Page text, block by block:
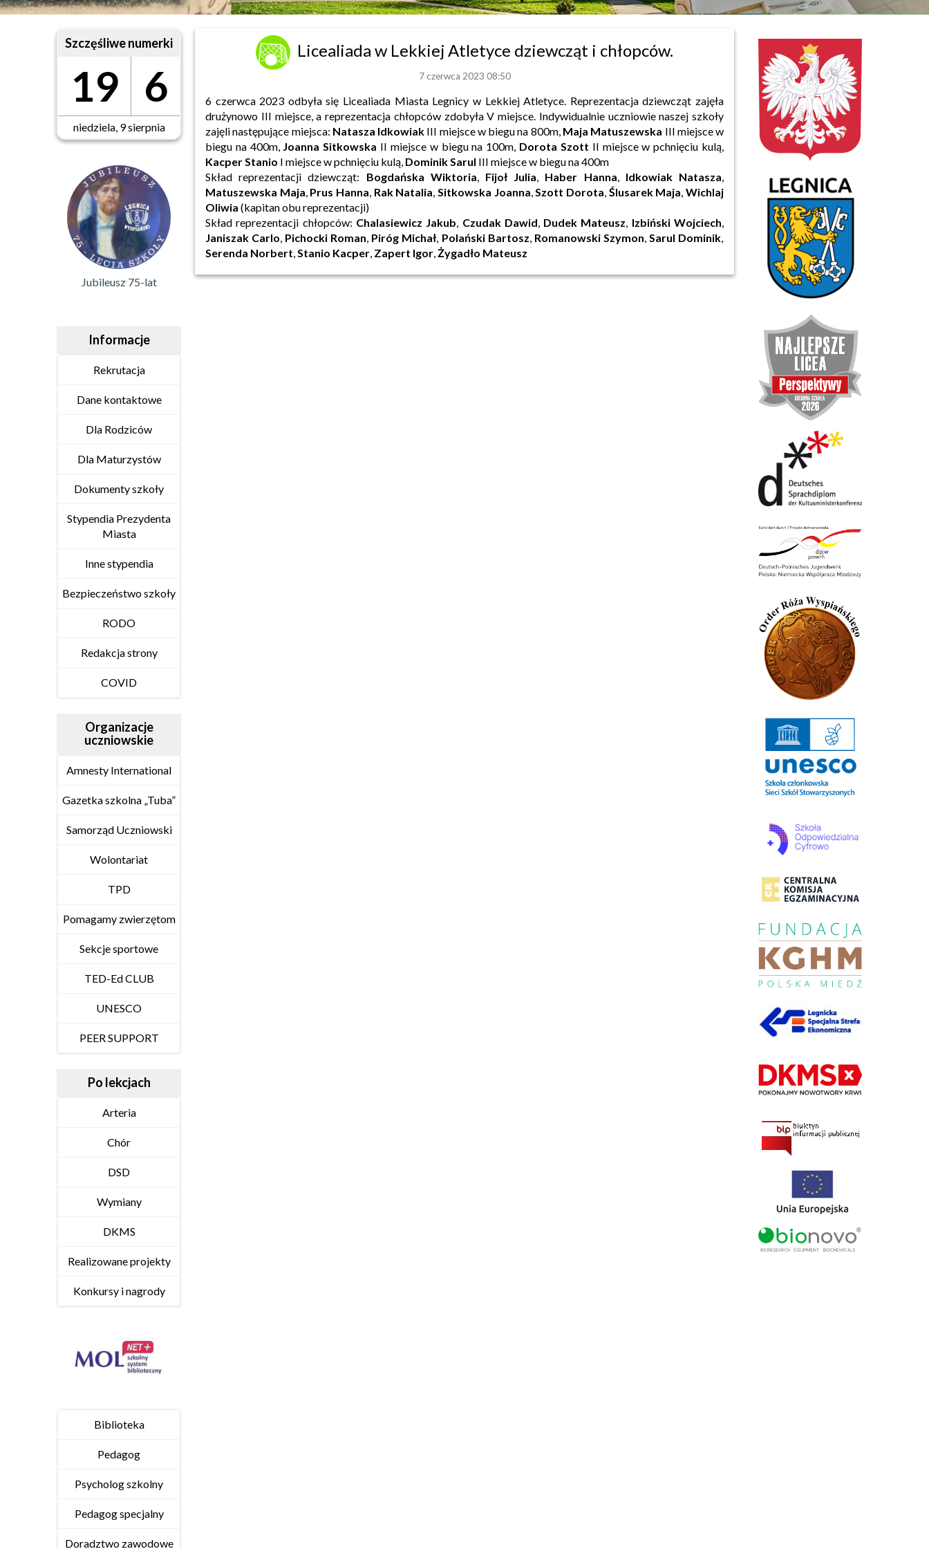
Szczęśliwe numerki
19 6
niedziela, 9 sierpnia
Jubileusz 75-lat
Informacje
Rekrutacja
Dane kontaktowe
Dla Rodziców
Dla Maturzystów
Dokumenty szkoły
Stypendia Prezydenta
Miasta
Inne stypendia
Bezpieczeństwo szkoły
RODO
Redakcja strony
COVID
Organizacje
uczniowskie
Amnesty International
Gazetka szkolna „Tuba”
Samorząd Uczniowski
Wolontariat
TPD
Pomagamy zwierzętom
Sekcje sportowe
TED-Ed CLUB
UNESCO
PEER SUPPORT
Po lekcjach
Arteria
Chór
DSD
Wymiany
DKMS
Realizowane projekty
Konkursy i nagrody
Biblioteka
Pedagog
Psycholog szkolny
Pedagog specjalny
Doradztwo zawodowe
Licealiada w Lekkiej Atletyce dziewcząt i chłopców.
7 czerwca 2023 08:50
6 czerwca 2023 odbyła się Licealiada Miasta Legnicy w Lekkiej Atletyce. Reprezentacja dziewcząt zajęła
drużynowo III miejsce, a reprezentacja chłopców zdobyła V miejsce. Indywidualnie uczniowie naszej szkoły
zajęli następujące miejsca: Natasza Idkowiak III miejsce w biegu na 800m, Maja Matuszewska III miejsce w
biegu na 400m, Joanna Sitkowska II miejsce w biegu na 100m, Dorota Szott II miejsce w pchnięciu kulą,
KacperStanio I miejsce w pchnięciu kulą, Dominik Sarul III miejsce w biegu na 400m
Skład reprezentacji dziewcząt: Bogdańska Wiktoria, Fijoł Julia, Haber Hanna,Idkowiak Natasza,
Matuszewska Maja,Prus Hanna, Rak Natalia, Sitkowska Joanna,Szott Dorota, Ślusarek Maja, Wichlaj
Oliwia (kapitan obu reprezentacji)
Skład reprezentacji chłopców: Chalasiewicz Jakub, Czudak Dawid,Dudek Mateusz, Izbiński Wojciech,
Janiszak Carlo, Pichocki Roman, Piróg Michał, Polański Bartosz,Romanowski Szymon,Sarul Dominik,
Serenda Norbert,Stanio Kacper, Zapert Igor,Żygadło Mateusz